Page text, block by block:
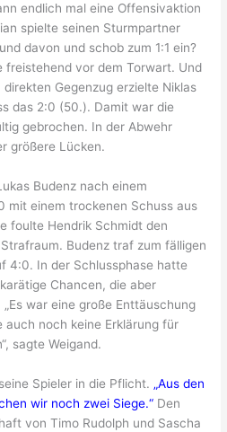
endlich mal eine Offensivaktion
spielte seinen Sturmpartner
davon und schob zum 1:1 ein?
freistehend vor dem Torwart. Und
Gegenzug erzielte Niklas
das 2:0 (50.). Damit war die
gebrochen. In der Abwehr
größere Lücken.
Budenz nach einem
mit einem trockenen Schuss aus
foulte Hendrik Schmidt den
Budenz traf zum fälligen
4:0. In der Schlussphase hatte
Chancen, die aber
war eine große Enttäuschung
auch noch keine Erklärung für
sagte Weigand.
Spieler in die Pflicht. „Aus den
wir noch zwei Siege.“ Den
von Timo Rudolph und Sascha